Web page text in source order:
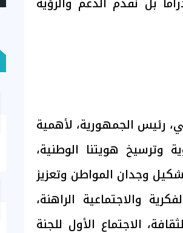
رئيس الجمهورية، لأهمية
وترسيخ هويتنا الوطنية،
وجدان المواطن وتعزيز
والاجتماعية الراهنة،
الاجتماع الأول للجنة